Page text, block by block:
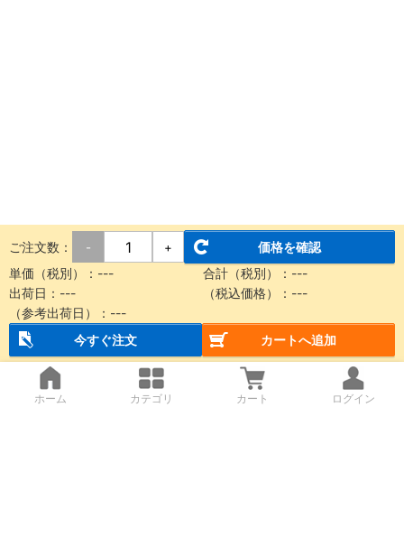
ご注文数： - +
価格を確認
単価（税別）： --- 合計（税別）： ---
出荷日： --- （税込価格）： ---
（参考出荷日）： ---
今すぐ注文
カートへ追加
ホーム カテゴリ カート ログイン